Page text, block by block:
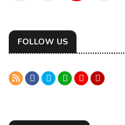
FOLLOW US